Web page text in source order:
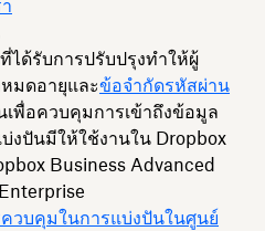
ด้รับการปรับปรุงทำให้ผู้
มดอายุและข้อจำกัดรหัสผ่าน
พื่อควบคุมการเข้าถึงข้อมูล
งปันมีให้ใช้งานใน Dropbox
Business Advanced
ควบคุมในการแบ่งปันในศูนย์